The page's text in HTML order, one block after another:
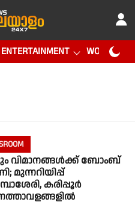
ENTERTAINMENT WORLD CUP
വിമാനങ്ങൾക്ക് ബോംബ്
മുന്നറിയിപ്പ്
കരിപ്പൂർ